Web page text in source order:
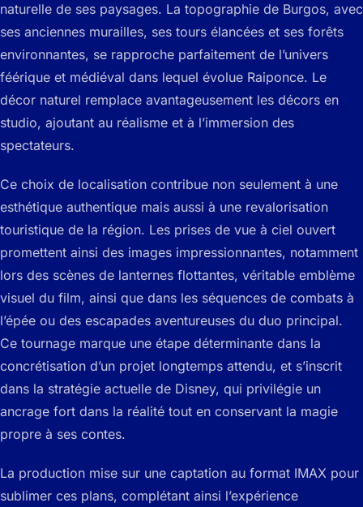
naturelle de ses paysages. La topographie de Burgos, avec
ses anciennes murailles, ses tours élancées et ses forêts
environnantes, se rapproche parfaitement de l’univers
féérique et médiéval dans lequel évolue Raiponce. Le
décor naturel remplace avantageusement les décors en
studio, ajoutant au réalisme et à l’immersion des
spectateurs.
Ce choix de localisation contribue non seulement à une
esthétique authentique mais aussi à une revalorisation
touristique de la région. Les prises de vue à ciel ouvert
promettent ainsi des images impressionnantes, notamment
lors des scènes de lanternes flottantes, véritable emblème
visuel du film, ainsi que dans les séquences de combats à
l’épée ou des escapades aventureuses du duo principal.
Ce tournage marque une étape déterminante dans la
concrétisation d’un projet longtemps attendu, et s’inscrit
dans la stratégie actuelle de Disney, qui privilégie un
ancrage fort dans la réalité tout en conservant la magie
propre à ses contes.
La production mise sur une captation au format IMAX pour
sublimer ces plans, complétant ainsi l’expérience